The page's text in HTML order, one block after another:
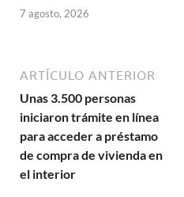
7 agosto, 2026
ARTÍCULO ANTERIOR
Unas 3.500 personas
iniciaron trámite en línea
para acceder a préstamo
de compra de vivienda en
el interior